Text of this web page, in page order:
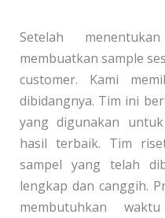
Setelah
membuatkan sample
customer. Kami
dibidangnya. Tim ini
yang digunakan
hasil terbaik. Tim
sampel yang telah
lengkap dan canggih.
membutuhkan